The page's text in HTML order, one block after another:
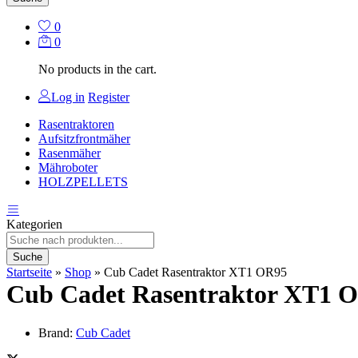
0
0
No products in the cart.
Log in Register
Rasentraktoren
Aufsitzfrontmäher
Rasenmäher
Mähroboter
HOLZPELLETS
Kategorien
Suche
Startseite » Shop » Cub Cadet Rasentraktor XT1 OR95
Cub Cadet Rasentraktor XT1
Brand: Cub Cadet